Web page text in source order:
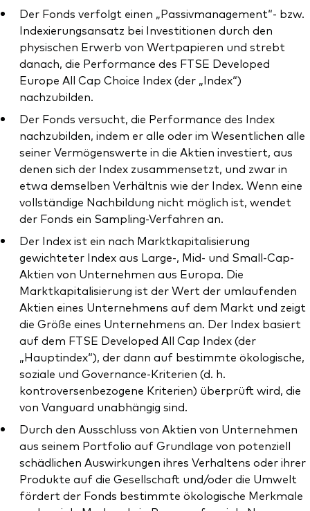
Ressourcen
Marktvolatilität
Research
Anbieterliste
Vanguard Modellportfolios
Vanguard Beratungsstudie
Der Fonds verfolgt einen „Passivmanagement“- bzw.
Indexierungsansatz bei Investitionen durch den
physischen Erwerb von Wertpapieren und strebt
danach, die Performance des FTSE Developed
Europe All Cap Choice Index (der „Index“)
nachzubilden.
Der Fonds versucht, die Performance des Index
nachzubilden, indem er alle oder im Wesentlichen alle
seiner Vermögenswerte in die Aktien investiert, aus
denen sich der Index zusammensetzt, und zwar in
etwa demselben Verhältnis wie der Index. Wenn eine
vollständige Nachbildung nicht möglich ist, wendet
der Fonds ein Sampling-Verfahren an.
Der Index ist ein nach Marktkapitalisierung
gewichteter Index aus Large-, Mid- und Small-Cap-
Aktien von Unternehmen aus Europa. Die
Marktkapitalisierung ist der Wert der umlaufenden
Aktien eines Unternehmens auf dem Markt und zeigt
die Größe eines Unternehmens an. Der Index basiert
auf dem FTSE Developed All Cap Index (der
„Hauptindex“), der dann auf bestimmte ökologische,
soziale und Governance-Kriterien (d. h.
kontroversenbezogene Kriterien) überprüft wird, die
von Vanguard unabhängig sind.
Durch den Ausschluss von Aktien von Unternehmen
aus seinem Portfolio auf Grundlage von potenziell
schädlichen Auswirkungen ihres Verhaltens oder ihrer
Produkte auf die Gesellschaft und/oder die Umwelt
fördert der Fonds bestimmte ökologische Merkmale